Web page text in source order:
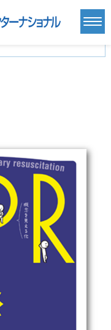
自然科学(25)
歯科学(3)
保健・体育(1)
マルチメディア(0)